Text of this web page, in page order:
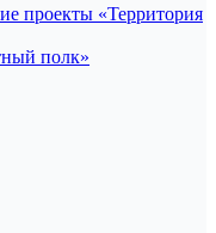
проекты «Территория
полк»